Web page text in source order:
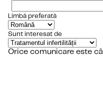
Limbă preferată
Sunt interesat de
Orice comunicare este